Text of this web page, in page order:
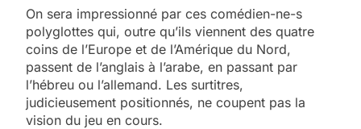
On sera impressionné par ces comédien-ne-s
polyglottes qui, outre qu’ils viennent des quatre
coins de l’Europe et de l’Amérique du Nord,
passent de l’anglais à l’arabe, en passant par
l’hébreu ou l’allemand. Les surtitres,
judicieusement positionnés, ne coupent pas la
vision du jeu en cours.